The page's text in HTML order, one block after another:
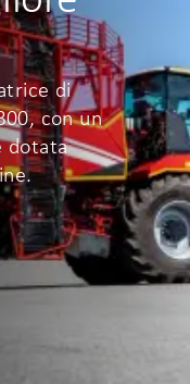
di
con un
dotata